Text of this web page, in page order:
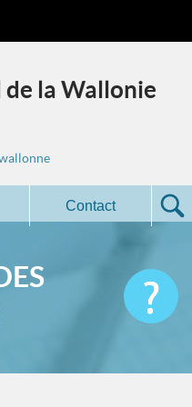
la Wallonie
Contact